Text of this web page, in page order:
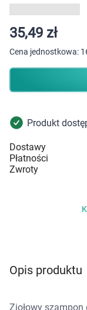
Kobieta w ciąży i
Dziecko
Zdrowy styl życia
35,49 zł
Cena jednostkowa:
Produkt
Dostawy
Płatności
Zwroty
Opis produktu
Ziołowy